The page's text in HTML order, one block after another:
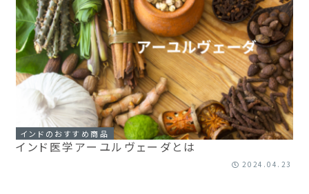
インドのおすすめ商品
インド医学アーユルヴェーダとは
2024.04.23